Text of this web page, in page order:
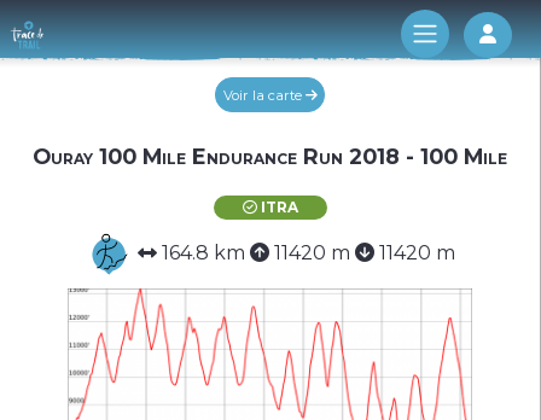
Log
Voir la carte
Ouray 100 Mile Endurance Run 2018 - 100 Mile
ITRA
164.8 km 11420 m 11420 m